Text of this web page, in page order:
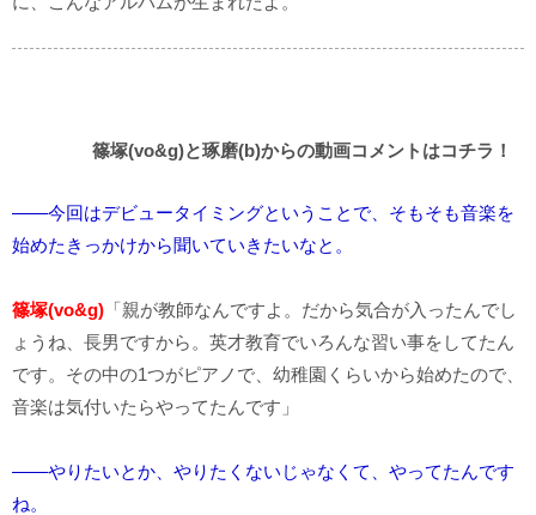
篠塚(vo&g)と琢磨(b)からの動画コメントはコチラ！
――今回はデビュータイミングということで、そもそも音楽を
始めたきっかけから聞いていきたいなと。
篠塚(vo&g) 「親が教師なんですよ。だから気合が入ったんでし
ょうね、長男ですから。英才教育でいろんな習い事をしてたん
です。その中の1つがピアノで、幼稚園くらいから始めたので、
音楽は気付いたらやってたんです」
――やりたいとか、やりたくないじゃなくて、やってたんです
ね。